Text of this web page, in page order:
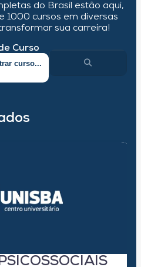
do Brasil estão aqui,
1000 cursos em diversas
sua carreira!
Curso